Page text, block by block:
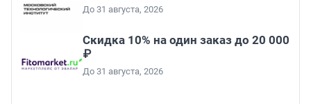
До 31 августа, 2026
Скидка 10% на один заказ до 20 000
₽
До 31 августа, 2026